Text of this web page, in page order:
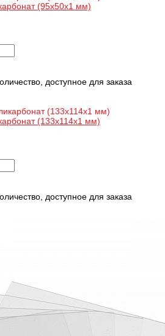
(95х50х1 мм)
доступное для заказа
(133х114х1 мм)
доступное для заказа